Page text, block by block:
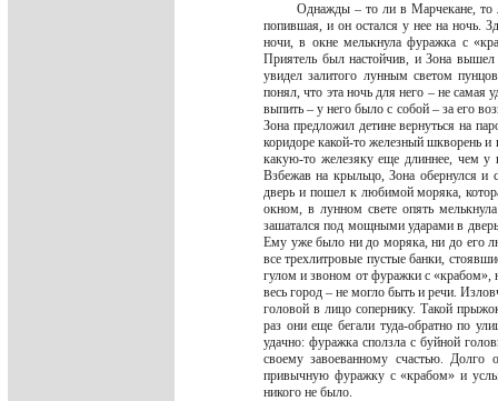
Однажды – то ли в Марчекане, то
попившая, и он остался у нее на ночь.
ночи, в окне мелькнула фуражка с
Приятель был настойчив, и Зона
увидел залитого лунным светом
понял, что эта ночь для него – не самая
выпить – у него было с собой – за его
Зона предложил детине вернуться на
коридоре какой-то железный шкворень и
какую-то железяку еще длиннее, чем у
Взбежав на крыльцо, Зона обернулся и
дверь и пошел к любимой моряка,
окном, в лунном свете опять
зашатался под мощными ударами в
Ему уже было ни до моряка, ни до его
все трехлитровые пустые банки,
гулом и звоном от фуражки с «крабом»,
весь город – не могло быть и речи.
головой в лицо сопернику. Такой
раз они еще бегали туда-обратно по
удачно: фуражка сползла с буйной
своему завоеванному счастью.
привычную фуражку с «крабом» и
никого не было.